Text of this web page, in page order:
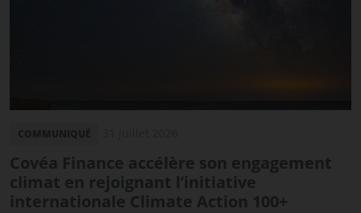
Covéa Finance accélère son engagement
climat en rejoignant l’initiative
internationale Climate Action 100+